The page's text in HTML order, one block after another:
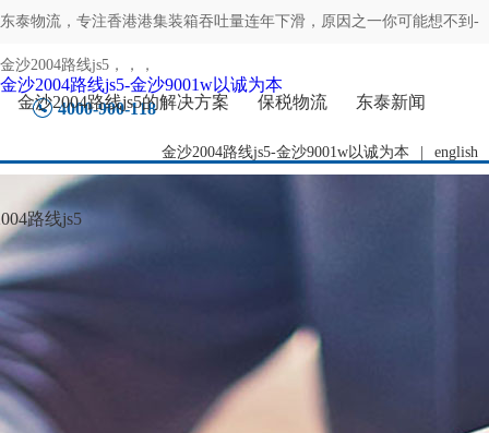
东泰物流，专注香港港集装箱吞吐量连年下滑，原因之一你可能想不到-
金沙2004路线js5 ，，，
4000-900-118
金沙2004路线js5-金沙9001w以诚为本 english
金沙2004路线js5-金沙9001w以诚为本
金沙2004路线js5的解决方案
保税物流 东泰新闻
路线js5